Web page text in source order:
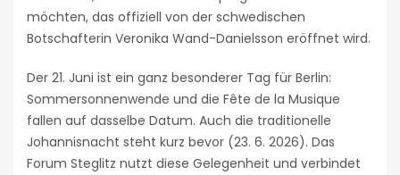
möchten, das offiziell von der schwedischen
Botschafterin Veronika Wand-Danielsson eröffnet wird.
Der 21. Juni ist ein ganz besonderer Tag für Berlin:
Sommersonnenwende und die Fête de la Musique
fallen auf dasselbe Datum. Auch die traditionelle
Johannisnacht steht kurz bevor (23. 6. 2026). Das
Forum Steglitz nutzt diese Gelegenheit und verbindet